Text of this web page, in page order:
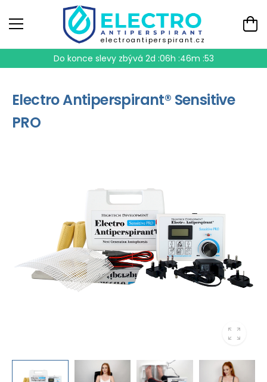
electroantiperspirant.cz
Do konce slevy zbývá 2d :06h :46m :52
Electro Antiperspirant® Sensitive
PRO